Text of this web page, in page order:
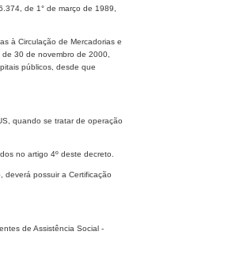
de 1° de março de 1989,
à Circulação de Mercadorias e
30 de novembro de 2000,
públicos, desde que
quando se tratar de operação
no artigo 4º deste decreto.
deverá possuir a Certificação
de Assistência Social -